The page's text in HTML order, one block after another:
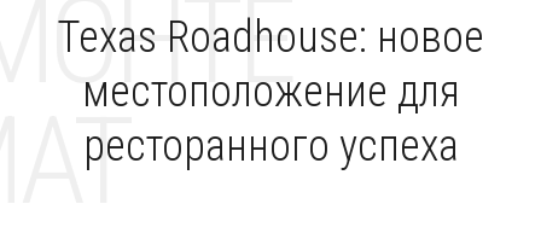
Texas Roadhouse: новое
местоположение для
ресторанного успеха